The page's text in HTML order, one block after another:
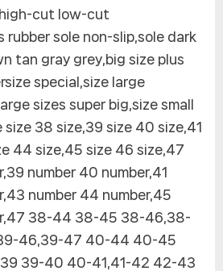
cut low-cut
rubber sole non-slip,sole dark
tan gray grey,big size plus
special,size large
sizes super big,size small
size 38 size,39 size 40 size,41
44 size,45 size 46 size,47
number 40 number,41
number 44 number,45
38-44 38-45 38-46,38-
46,39-47 40-44 40-45
39-40 40-41,41-42 42-43